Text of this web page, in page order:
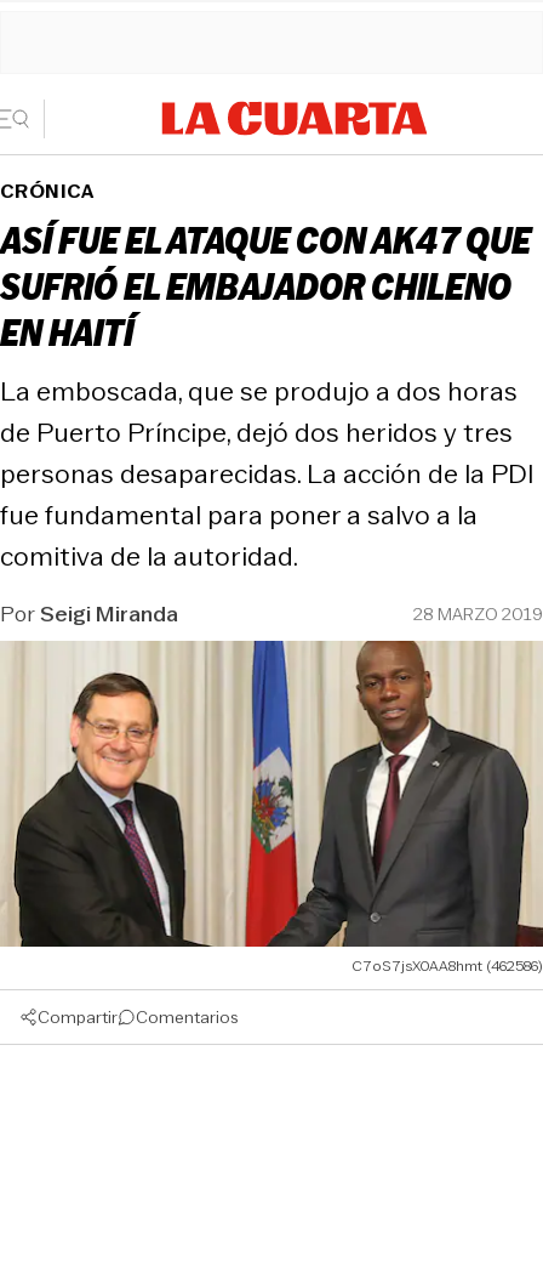
CRÓNICA
ASÍ FUE EL ATAQUE CON AK47 QUE
SUFRIÓ EL EMBAJADOR CHILENO
EN HAITÍ
La emboscada, que se produjo a dos horas
de Puerto Príncipe, dejó dos heridos y tres
personas desaparecidas. La acción de la PDI
fue fundamental para poner a salvo a la
comitiva de la autoridad.
PorSeigi Miranda 28 MARZO 2019
C7oS7jsX0AA8hmt (462586)
Compartir Comentarios